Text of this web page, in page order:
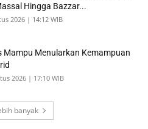
Hingga Bazzar...
2026 | 14:12 WIB
Mampu Menularkan Kemampuan
2026 | 17:10 WIB
banyak